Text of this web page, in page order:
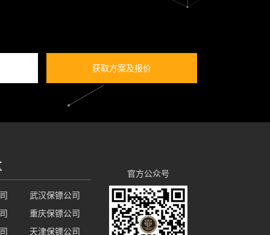
获取方案及报价
武汉保镖公司
重庆保镖公司
天津保镖公司
官方公众号